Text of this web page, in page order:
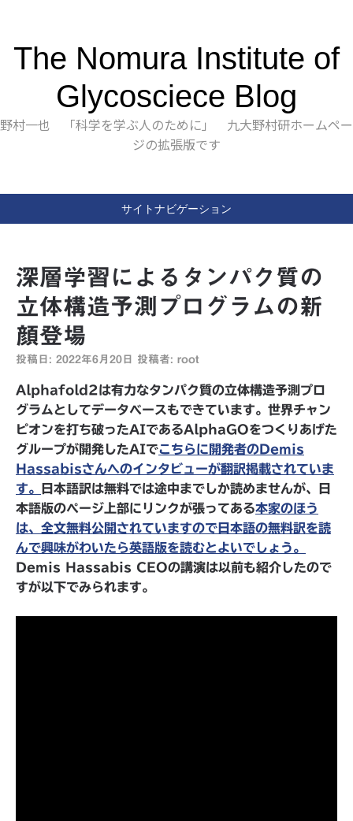
The Nomura Institute of
Glycosciece Blog
野村一也 「科学を学ぶ人のために」 九大野村研ホームペー
ジの拡張版です
サイトナビゲーション
深層学習によるタンパク質の
立体構造予測プログラムの新
顔登場
投稿日: 2022年6月20日 投稿者: root
Alphafold2は有力なタンパク質の立体構造予測プロ
グラムとしてデータベースもできています。世界チャン
ピオンを打ち破ったAIであるAlphaGOをつくりあげた
グループが開発したAIでこちらに開発者のDemis
Hassabisさんへのインタビューが翻訳掲載されていま
す。
日本語訳は無料では途中までしか読めませんが、日
本語版のページ上部にリンクが張ってある本家のほう
は、全文無料公開されていますので日本語の無料訳を読
んで興味がわいたら英語版を読むとよいでしょう。
Demis Hassabis CEOの講演は以前も紹介したので
すが以下でみられます。